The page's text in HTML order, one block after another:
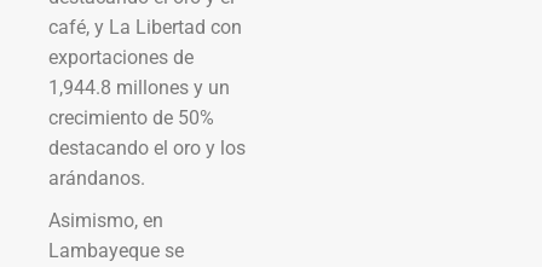
café, y La Libertad con
exportaciones de
1,944.8 millones y un
crecimiento de 50%
destacando el oro y los
arándanos.
Asimismo, en
Lambayeque se